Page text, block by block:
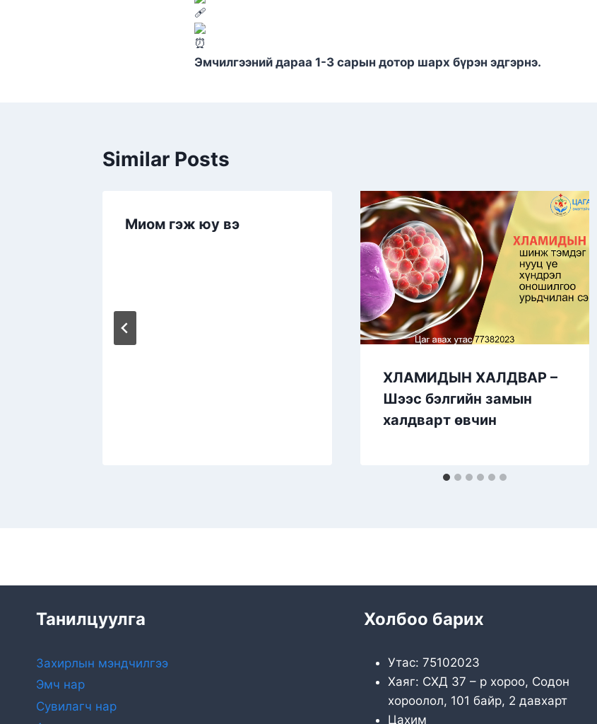
Эмчилгээний дараа 1-3 сарын дотор шарх бүрэн эдгэрнэ.
Similar Posts
Миом гэж юу вэ
ХЛАМИДЫН ХАЛДВАР –
Шээс бэлгийн замын
халдварт өвчин
Танилцуулга
Захирлын мэндчилгээ
Эмч нар
Сувилагч нар
Холбоо барих
Утас: 75102023
Хаяг: СХД 37 – р хороо, Содон
хороолол, 101 байр, 2 давхарт
Цахим